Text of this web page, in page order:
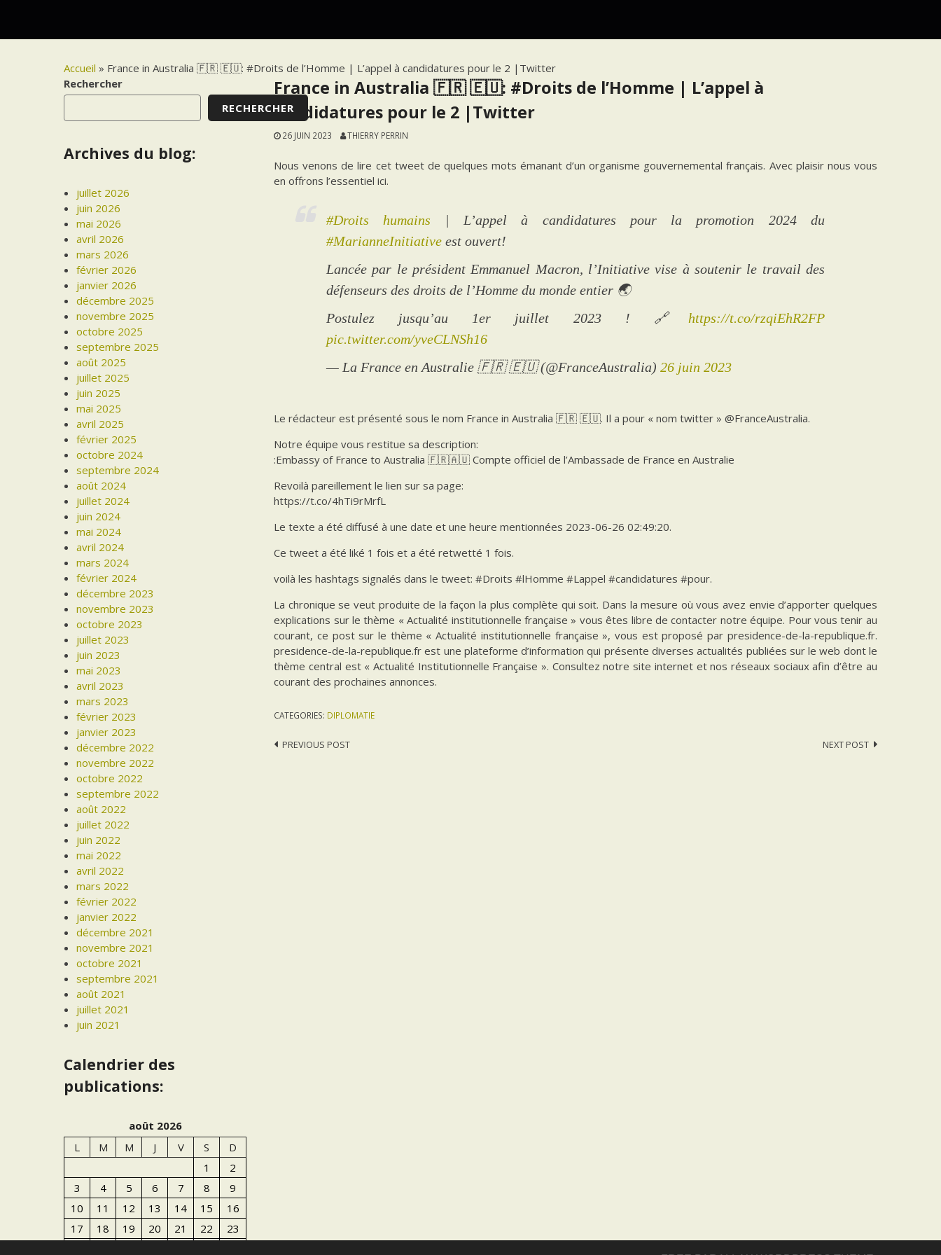
Accueil » France in Australia 🇫🇷 🇪🇺: #Droits de l’Homme | L’appel à candidatures pour le 2 |Twitter
France in Australia 🇫🇷 🇪🇺: #Droits de l’Homme | L’appel à
candidatures pour le 2 |Twitter
26 JUIN 2023 THIERRY PERRIN
Nous venons de lire cet tweet de quelques mots émanant d’un organisme gouvernemental français. Avec plaisir nous vous
en offrons l’essentiel ici.
#Droits humains | L’appel à candidatures pour la promotion 2024 du
#MarianneInitiative est ouvert!
Lancée par le président Emmanuel Macron, l’Initiative vise à soutenir le travail des
défenseurs des droits de l’Homme du monde entier 🌏
Postulez jusqu’au 1er juillet 2023 ! 🔗 https://t.co/rzqiEhR2FP
pic.twitter.com/yveCLNSh16
— La France en Australie 🇫🇷 🇪🇺 (@FranceAustralia)26 juin 2023
Le rédacteur est présenté sous le nom France in Australia 🇫🇷 🇪🇺. Il a pour « nom twitter » @FranceAustralia.
Notre équipe vous restitue sa description:
:Embassy of France to Australia 🇫🇷🇦🇺 Compte officiel de l’Ambassade de France en Australie
Revoilà pareillement le lien sur sa page:
https://t.co/4hTi9rMrfL
Le texte a été diffusé à une date et une heure mentionnées 2023-06-26 02:49:20.
Ce tweet a été liké 1 fois et a été retwetté 1 fois.
voilà les hashtags signalés dans le tweet: #Droits #lHomme #Lappel #candidatures #pour.
La chronique se veut produite de la façon la plus complète qui soit. Dans la mesure où vous avez envie d’apporter quelques
explications sur le thème « Actualité institutionnelle française » vous êtes libre de contacter notre équipe. Pour vous tenir au
courant, ce post sur le thème « Actualité institutionnelle française », vous est proposé par presidence-de-la-republique.fr.
presidence-de-la-republique.fr est une plateforme d’information qui présente diverses actualités publiées sur le web dont le
thème central est « Actualité Institutionnelle Française ». Consultez notre site internet et nos réseaux sociaux afin d’être au
courant des prochaines annonces.
CATEGORIES: DIPLOMATIE
Post
PREVIOUS POST NEXT POST
Rechercher
RECHERCHER
Archives du blog:
juillet 2026
juin 2026
mai 2026
avril 2026
mars 2026
février 2026
janvier 2026
décembre 2025
novembre 2025
octobre 2025
septembre 2025
août 2025
juillet 2025
juin 2025
mai 2025
avril 2025
février 2025
octobre 2024
septembre 2024
août 2024
juillet 2024
juin 2024
mai 2024
avril 2024
mars 2024
février 2024
décembre 2023
novembre 2023
octobre 2023
juillet 2023
juin 2023
mai 2023
avril 2023
mars 2023
février 2023
janvier 2023
décembre 2022
novembre 2022
octobre 2022
septembre 2022
août 2022
juillet 2022
juin 2022
mai 2022
avril 2022
mars 2022
février 2022
janvier 2022
décembre 2021
novembre 2021
octobre 2021
septembre 2021
août 2021
juillet 2021
juin 2021
Calendrier des
publications:
août 2026
L
M M J V S
D
1
2
3
4 5 6 7 8
9
10
11 12 13 14 15
16
17
18 19 20 21 22
23